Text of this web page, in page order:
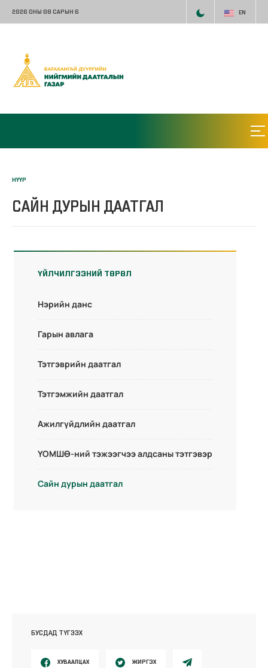
2026 ОНЫ 08 САРЫН 6 EN
НҮҮР
САЙН ДУРЫН ДААТГАЛ
ҮЙЛЧИЛГЭЭНИЙ ТӨРӨЛ
Нэрийн данс
Гарын авлага
Тэтгэврийн даатгал
Тэтгэмжийн даатгал
Ажилгүйдлийн даатгал
ҮОМШӨ-ний тэжээгчээ алдсаны тэтгэвэр
Сайн дурын даатгал
БУСДАД ТҮГЭЭХ
ХУВААЛЦАХ ЖИРГЭХ